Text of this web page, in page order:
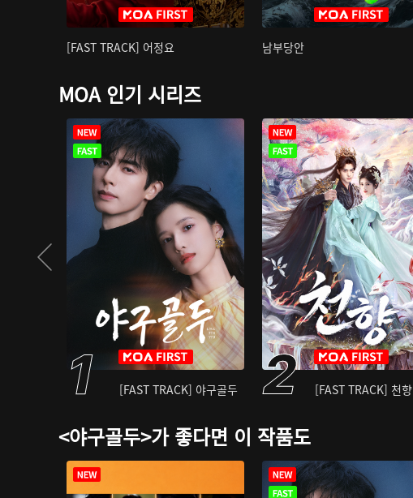
[FAST TRACK] 어정요 남부당안
MOA 인기 시리즈
[FAST TRACK] 야구골두 [FAST TRACK] 천향
<야구골두>가 좋다면 이 작품도